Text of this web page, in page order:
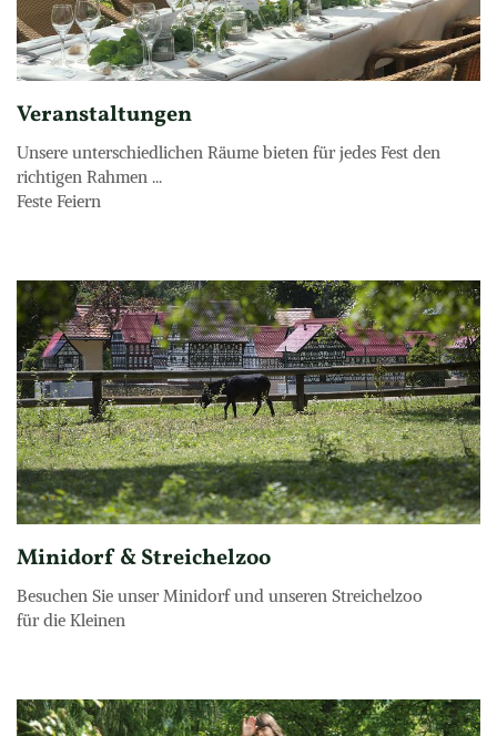
Veranstaltungen
Unsere unterschiedlichen Räume bieten für jedes Fest den
richtigen Rahmen ...
Feste Feiern
Minidorf & Streichelzoo
Besuchen Sie unser Minidorf und unseren Streichelzoo
für die Kleinen